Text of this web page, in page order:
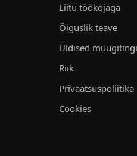
Liitu töökojaga
Õiguslik teave
Üldised
Riik
Privaatsuspoliitika
Cookies